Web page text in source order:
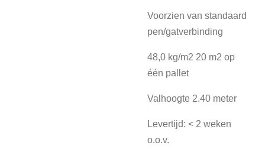
Voorzien van standaard
pen/gatverbinding
48,0 kg/m2 20 m2 op
één pallet
Valhoogte 2.40 meter
Levertijd: < 2 weken
o.o.v.